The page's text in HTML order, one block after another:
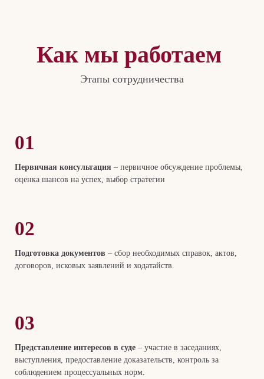
Как мы работаем
Этапы сотрудничества
01
Первичная консультация – первичное обсуждение проблемы,
оценка шансов на успех, выбор стратегии
02
Подготовка документов – сбор необходимых справок, актов,
договоров, исковых заявлений и ходатайств.
03
Представление интересов в суде – участие в заседаниях,
выступления, предоставление доказательств, контроль за
соблюдением процессуальных норм.